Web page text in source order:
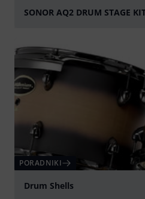
SONOR AQ2 DRUM STAGE
PORADNIKI
Drum Shells